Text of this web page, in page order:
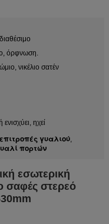
όρφνωση.
νικέλιο σατέν
ηχεί
γυαλιού,
πορτών
εσωτερική
σαφές στερεό